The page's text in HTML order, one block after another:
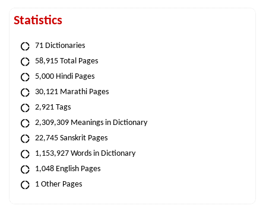
Statistics
71 Dictionaries
58,915 Total Pages
5,000 Hindi Pages
30,121 Marathi Pages
2,921 Tags
2,309,309 Meanings in Dictionary
22,745 Sanskrit Pages
1,153,927 Words in Dictionary
1,048 English Pages
1 Other Pages